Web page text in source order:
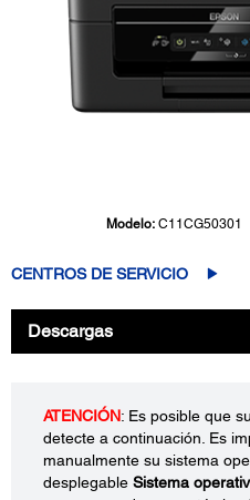
Modelo: C11CG50301
CENTROS DE SERVICIO
Descargas
ATENCIÓN: Es posible que
detecte a continuación. Es
manualmente su sistema
desplegable Sistema